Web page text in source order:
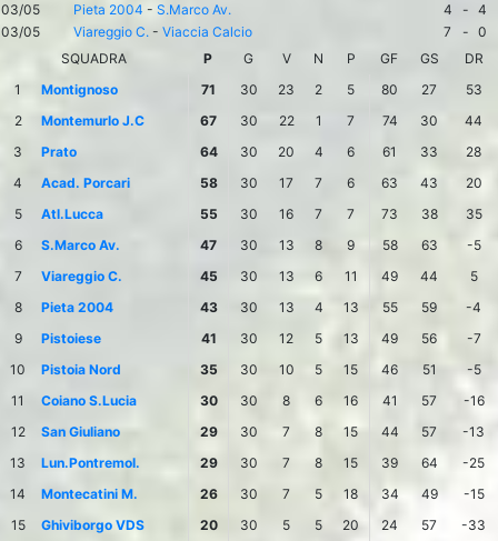
03/05
Pieta 2004 - S.Marco Av. 4 - 4
03/05
Viareggio C. - Viaccia Calcio 7 - 0
SQUADRA
P G V N P GF GS
DR
1
Montignoso 71 30 23 2 5 80 27
53
2
Montemurlo J.C 67 30 22 1 7 74 30
44
3
Prato 64 30 20 4 6 61 33
28
4
Acad. Porcari 58 30 17 7 6 63 43
20
5
Atl.Lucca 55 30 16 7 7 73 38
35
6
S.Marco Av. 47 30 13 8 9 58 63
-5
7
Viareggio C. 45 30 13 6 11 49 44
5
8
Pieta 2004 43 30 13 4 13 55 59
-4
9
Pistoiese 41 30 12 5 13 49 56
-7
10
Pistoia Nord 35 30 10 5 15 46 51
-5
11
Coiano S.Lucia 30 30 8 6 16 41 57
-16
12
San Giuliano 29 30 7 8 15 44 57
-13
13
Lun.Pontremol. 29 30 7 8 15 39 64
-25
14
Montecatini M. 26 30 7 5 18 34 49
-15
15
Ghiviborgo VDS 20 30 5 5 20 24 57 -33